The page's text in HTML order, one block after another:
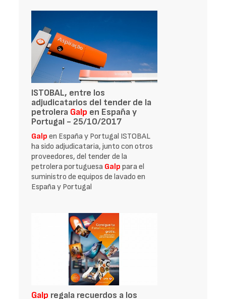
ISTOBAL, entre los
adjudicatarios del tender de la
petrolera Galp en España y
Portugal - 25/10/2017
Galp en España y Portugal ISTOBAL
ha sido adjudicataria, junto con otros
proveedores, del tender de la
petrolera portuguesa Galp para el
suministro de equipos de lavado en
España y Portugal
Galp regala recuerdos a los